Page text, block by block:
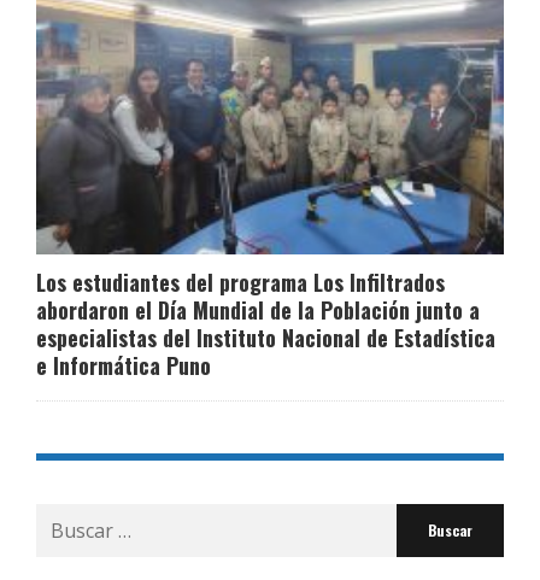
Los estudiantes del programa Los Infiltrados
abordaron el Día Mundial de la Población junto a
especialistas del Instituto Nacional de Estadística
e Informática Puno
Buscar
por: